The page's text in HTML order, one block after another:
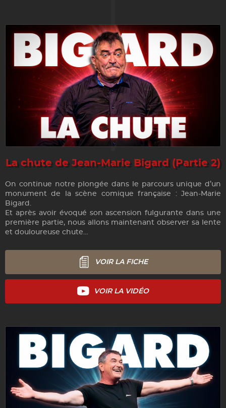
La chute de Jean-Marie Bigard (Partie 2)
On continue notre plongée dans le parcours unique d’un
monument de la scène comique française : Jean-Marie
Bigard.
Et après avoir évoqué son ascension fulgurante dans une
première partie, nous allons maintenant observer sa lente
et douloureuse chute…
VOIR LA FICHE
VOIR LA VIDÉO